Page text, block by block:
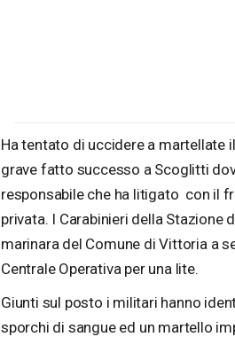
Ha tentato di uccidere a martellate
grave fatto successo a Scoglitti
responsabile che ha litigato con il
privata. I Carabinieri della
marinara del Comune di Vittoria a
Centrale Operativa per una lite.
Giunti sul posto i militari hanno
sporchi di sangue ed un martello